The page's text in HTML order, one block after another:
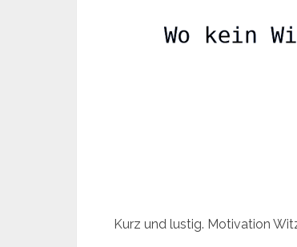
Kurz und lustig. Motivation